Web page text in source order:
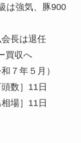
は強気、豚900
長は退任
買収へ
７年５月）
数］11日
場］11日